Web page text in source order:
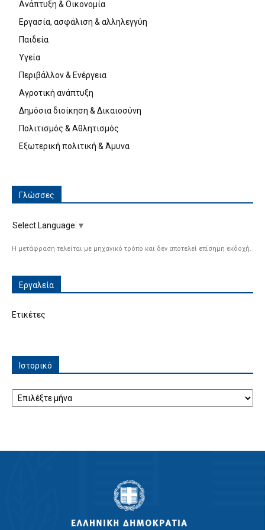
Ανάπτυξη & Οικονομία
Εργασία, ασφάλιση & αλληλεγγύη
Παιδεία
Υγεία
Περιβάλλον & Ενέργεια
Αγροτική ανάπτυξη
Δημόσια διοίκηση & Δικαιοσύνη
Πολιτισμός & Αθλητισμός
Εξωτερική πολιτική & Άμυνα
Γλώσσες
Select Language ▼
Η μετάφραση τελείται με μηχανικό τρόπο και δεν αποτελεί επίσημη εκδοχή.
Εργαλεία
Ετικέτες
Ιστορικό